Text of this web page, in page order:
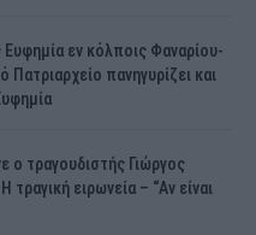
εν κόλποις Φαναρίου-
Πατριαρχείο πανηγυρίζει και
ο τραγουδιστής Γιώργος
ειρωνεία – “Αν είναι